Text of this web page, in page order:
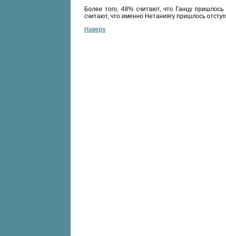
Более того, 48% считают, что Ганцу
считают, что именно Нетаниягу пришлось
Наверх